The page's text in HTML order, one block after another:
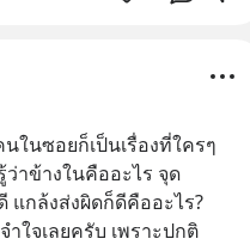
ในซอยก็เป็นเรื่องที่ใครๆ
าข้างในคืออะไร จุด
กล้งส่งผิดก็ดีคืออะไร?
ใจเลยครับ เพราะปกติ